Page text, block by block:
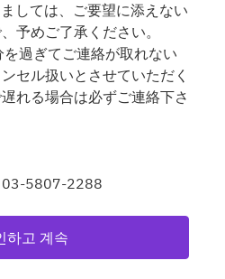
しては、ご要望に添えない
予めご了承ください。
過ぎてご連絡が取れない
セル扱いとさせていただく
れる場合は必ずご連絡下さ
03-5807-2288
하고 계속